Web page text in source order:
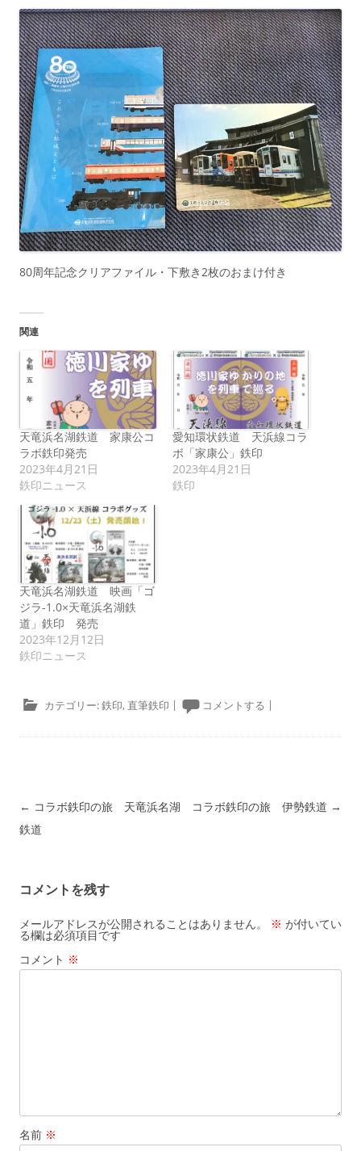
80周年記念クリアファイル・下敷き2枚のおまけ付き
関連
天竜浜名湖鉄道 家康公コ
ラボ鉄印発売
2023年4月21日
鉄印ニュース
愛知環状鉄道 天浜線コラ
ボ「家康公」鉄印
2023年4月21日
鉄印
天竜浜名湖鉄道 映画「ゴ
ジラ-1.0×天竜浜名湖鉄
道」鉄印 発売
2023年12月12日
鉄印ニュース
カテゴリー:鉄印, 直筆鉄印 | コメントする |
投稿ナビゲーション
← コラボ鉄印の旅 天竜浜名湖
鉄道
コラボ鉄印の旅 伊勢鉄道 →
コメントを残す
メールアドレスが公開されることはありません。 ※ が付いてい
る欄は必須項目です
コメント ※
名前 ※